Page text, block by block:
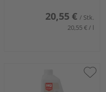
20,55 € / Stk.
20,55 € / l